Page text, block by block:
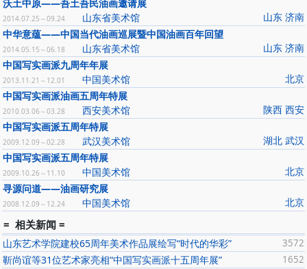
沃土中原——吾土吾民油画邀请展
山东 济南
2014.07.25～09.24
山东省美术馆
中华意蕴——中国当代油画巡展暨中国油画百年回望
山东 济南
2014.05.15～06.18
山东省美术馆
中国写实画派九周年年展
北京
2013.11.21～12.01
中国美术馆
中国写实画派油画五周年特展
陕西 西安
2010.03.06～03.28
西安美术馆
中国写实画派五周年特展
湖北 武汉
2009.12.09～02.28
武汉美术馆
中国写实画派五周年特展
北京
2009.10.26～11.10
中国美术馆
寻源问道——油画研究展
北京
2008.12.09～12.24 中国美术馆
= 相关新闻 =
3572
山东艺术学院建校65周年美术作品展绘写“时代的华彩”
1652
靳尚谊等31位艺术家亮相“中国写实画派十五周年展”